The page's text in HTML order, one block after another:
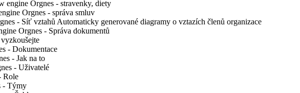
engine Orgnes - stravenky, diety
Orgnes - správa smluv
- Síť vztahů Automaticky generované diagramy o vztazích členů organizace
Orgnes - Správa dokumentů
- Dokumentace
- Jak na to
- Uživatelé
Role
- Týmy